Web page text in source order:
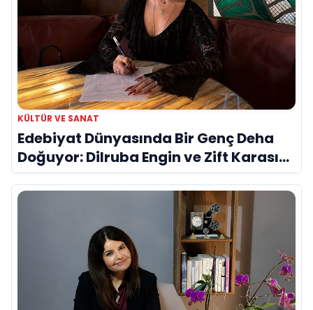
KÜLTÜR VE SANAT
Edebiyat Dünyasında Bir Genç Deha
Doğuyor: Dilruba Engin ve Zift Karası
Evreni ‘AVENOİR’